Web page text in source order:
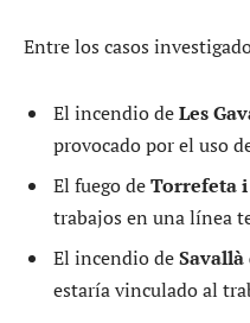
Entre los casos
El incendio deLes
provocado por el uso
El fuego deTorrefeta
trabajos en una línea
El incendio de
estaría vinculado al